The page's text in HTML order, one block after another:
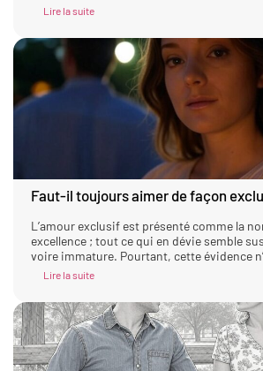
Lire la suite
Faut-il toujours aimer de façon
L’amour exclusif est présenté comme la
excellence ; tout ce qui en dévie semble
voire immature. Pourtant, cette évidence
Lire la suite